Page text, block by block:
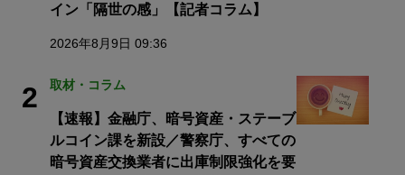
イン「隔世の感」【記者コラム】
2026年8月9日 09:36
2 取材・コラム
【速報】金融庁、暗号資産・ステーブ
ルコイン課を新設／警察庁、すべての
暗号資産交換業者に出庫制限強化を要